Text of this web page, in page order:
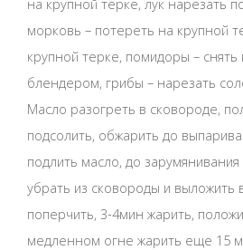
морковь – потереть на крупной
крупной терке, помидоры – снять
блендером, грибы – нарезать
Масло разогреть в сковороде,
подсолить, обжарить до
подлить масло, до
убрать из сковороды и выложить
поперчить, 3-4мин жарить,
медленном огне жарить еще 15